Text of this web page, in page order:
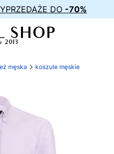
DO -70%
męska koszule męskie